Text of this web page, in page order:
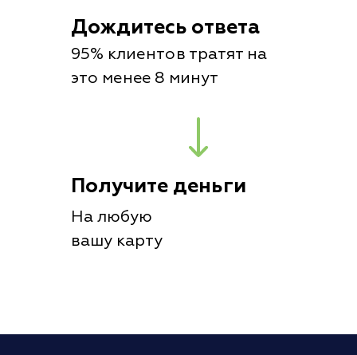
Дождитесь ответа
95% клиентов тратят на
это менее 8 минут
Получите деньги
На любую
вашу карту